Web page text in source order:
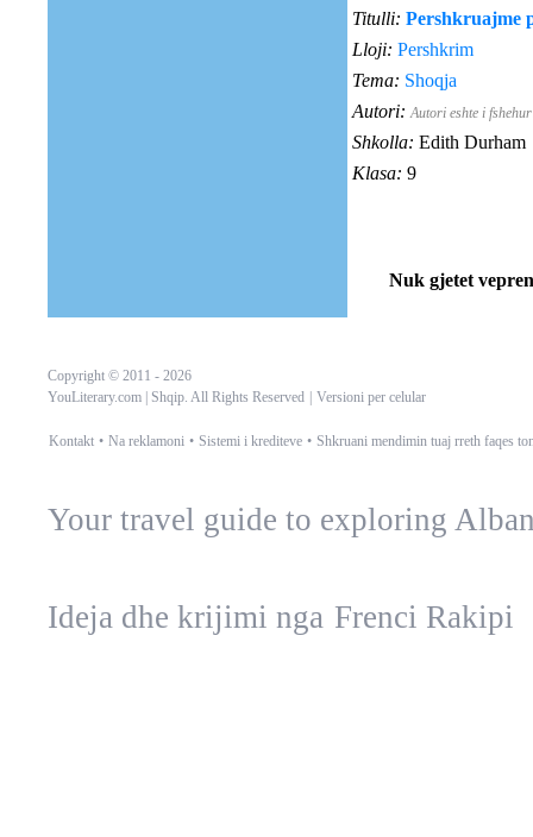
Titulli: Pershkruajme
Lloji: Pershkrim
Tema: Shoqja
Autori: Autori eshte i
Shkolla: Edith Durham
Klasa: 9
Nuk gjetet
Copyright © 2011 - 2026
YouLiterary.com | Shqip. All Rights Reserved
Versioni per celular
Kontakt • Na reklamoni • Sistemi i krediteve • Shkruani mendimin tuaj rreth faqes
Your travel guide to exploring
Ideja dhe krijimi nga Frenci Rakipi